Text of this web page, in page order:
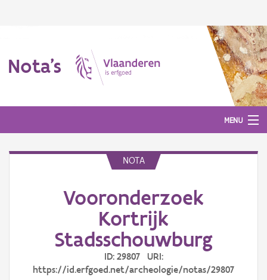
Nota's
MENU
NOTA
Vooronderzoek
Kortrijk
Stadsschouwburg
ID: 29807 URI:
https://id.erfgoed.net/archeologie/notas/29807